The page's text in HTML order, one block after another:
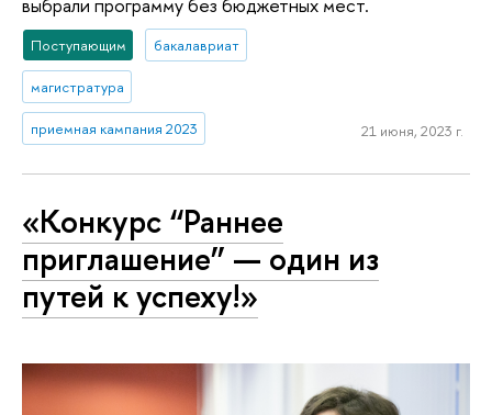
Поступающим бакалавриат
магистратура
приемная кампания 2023 21 июня, 2023 г.
«Конкурс “Раннее
приглашение” — один из
путей к успеху!»